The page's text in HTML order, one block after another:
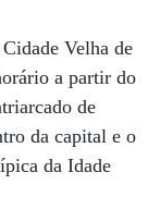
Velha de
a partir do
de
da capital e o
da Idade